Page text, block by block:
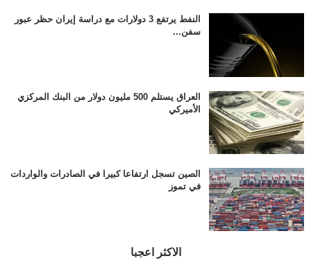
النفط يرتفع 3 دولارات مع دراسة إيران حظر عبور
سفن...
العراق يستلم 500 مليون دولار من البنك المركزي
الأميركي
الصين تسجل ارتفاعا كبيرا في الصادرات والواردات
في تموز
الاكثر اعجبا